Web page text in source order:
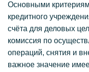
Основными
кредитного
счёта для деловых
комиссия по
операций, снятия и
важное значение